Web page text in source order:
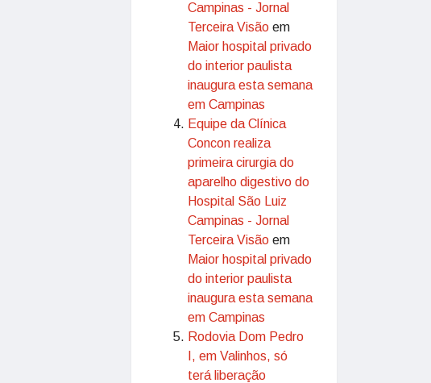
Campinas - Jornal
Terceira Visão em
Maior hospital privado
do interior paulista
inaugura esta semana
em Campinas
Equipe da Clínica
Concon realiza
primeira cirurgia do
aparelho digestivo do
Hospital São Luiz
Campinas - Jornal
Terceira Visão em
Maior hospital privado
do interior paulista
inaugura esta semana
em Campinas
Rodovia Dom Pedro
I, em Valinhos, só
terá liberação